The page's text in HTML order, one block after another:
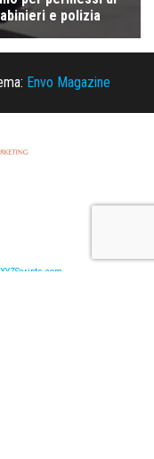
Envo Magazine
XYZScripts.com